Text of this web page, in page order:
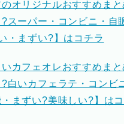
オリジナルおすすめま
スーパー・コンビニ・自
・まずい?】はコチラ
カフェオレおすすめま
白いカフェラテ・コンビ
まずい?美味しい?】は